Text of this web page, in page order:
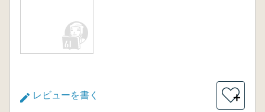
レビューを書く ＋